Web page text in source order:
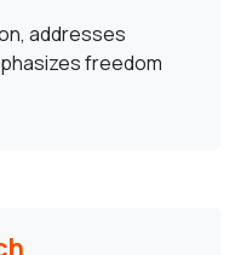
addresses
freedom